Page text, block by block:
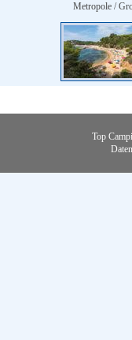
Metropole /
Top